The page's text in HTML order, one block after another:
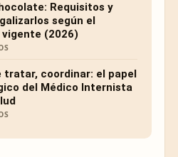
Requisitos y
según el
(2026)
tratar, coordinar: el papel
del Médico Internista